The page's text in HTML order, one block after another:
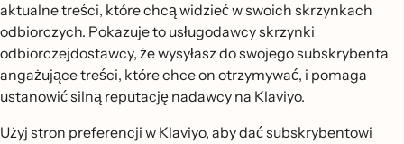
aktualne treści, które chcą widzieć w swoich skrzynkach
odbiorczych. Pokazuje to usługodawcy skrzynki
odbiorczejdostawcy, że wysyłasz do swojego subskrybenta
angażujące treści, które chce on otrzymywać, i pomaga
ustanowić silną reputację nadawcy na Klaviyo.
Użyj stron preferencji w Klaviyo, aby dać subskrybentowi